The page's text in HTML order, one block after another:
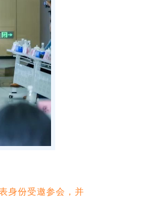
身份受邀参会，并